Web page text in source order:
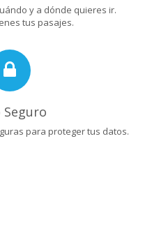
y a dónde quieres ir.
tus pasajes.
Seguro
para proteger tus datos.